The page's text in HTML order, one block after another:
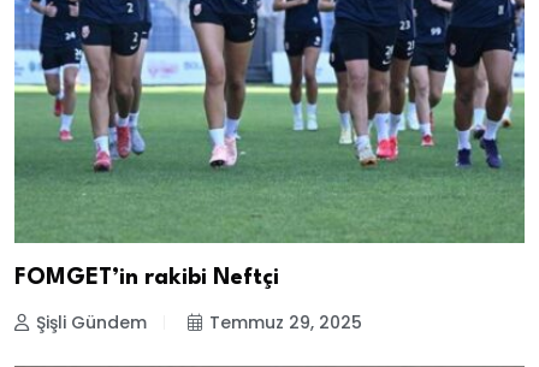
FOMGET’in rakibi Neftçi
Şişli Gündem Temmuz 29, 2025